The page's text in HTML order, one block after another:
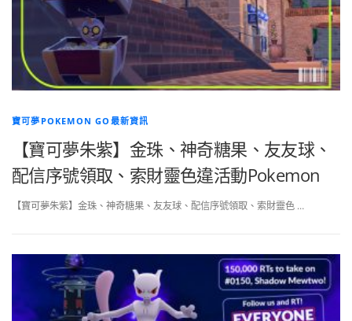
寶可夢POKEMON GO最新資訊
【寶可夢朱紫】金珠、神奇糖果、友友球、
配信序號領取、索財靈色違活動Pokemon
【寶可夢朱紫】金珠、神奇糖果、友友球、配信序號領取、索財靈色 …